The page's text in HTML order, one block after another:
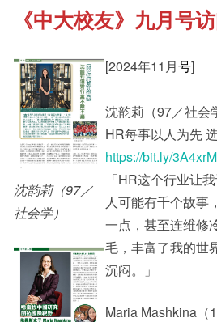
《新亚书院概览》
其他书院出版
新亚影集
影片库
Cultural Topics
Student Development
Staff Engagement
《中大校友》九月号
沈韵莉（97／
社会学）
[2024年11月号]
沈韵莉（97／社会
HR每事以人为先
https://bit.ly/
「HR这个行业让
人可能有千个故事
一点，甚至连维修
毛，丰富了我的世
沉闷。」
Maria Mashkina（